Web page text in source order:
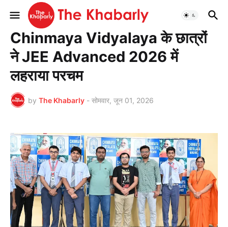
मुख्यपृष्ठ शिक्षा
Chinmaya Vidyalaya के छात्रों
ने JEE Advanced 2026 में
लहराया परचम
by The Khabarly - सोमवार, जून 01, 2026